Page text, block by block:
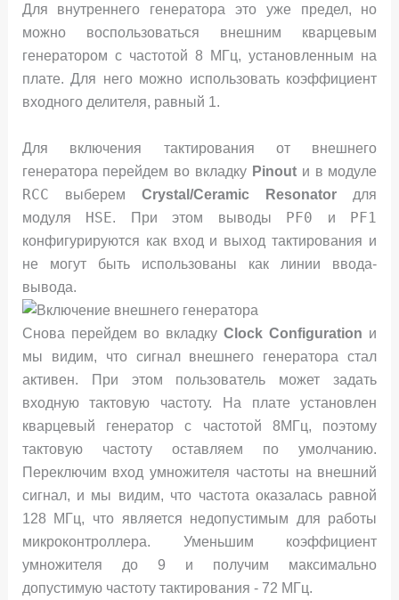
Для внутреннего генератора это уже предел, но
можно воспользоваться внешним кварцевым
генератором с частотой 8 МГц, установленным на
плате. Для него можно использовать коэффициент
входного делителя, равный 1.
Для включения тактирования от внешнего
генератора перейдем во вкладку Pinoutи в модуле
RCC выберем Crystal/Ceramic Resonator для
модуля HSE. При этом выводы PF0 и PF1
конфигурируются как вход и выход тактирования и
не могут быть использованы как линии ввода-
вывода.
Снова перейдем во вкладкуClock Configuration и
мы видим, что сигнал внешнего генератора стал
активен. При этом пользователь может задать
входную тактовую частоту. На плате установлен
кварцевый генератор с частотой 8МГц, поэтому
тактовую частоту оставляем по умолчанию.
Переключим вход умножителя частоты на внешний
сигнал, и мы видим, что частота оказалась равной
128 МГц, что является недопустимым для работы
микроконтроллера. Уменьшим коэффициент
умножителя до 9 и получим максимально
допустимую частоту тактирования - 72 МГц.